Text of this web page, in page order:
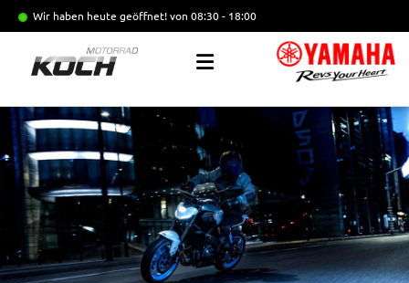
Wir haben heute geöffnet!von 08:30 - 18:00